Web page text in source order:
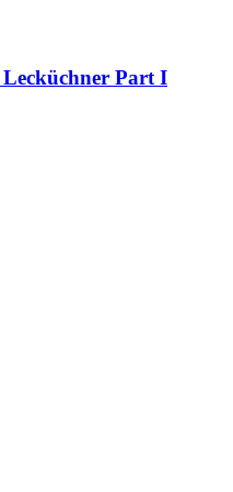
Lecküchner Part I